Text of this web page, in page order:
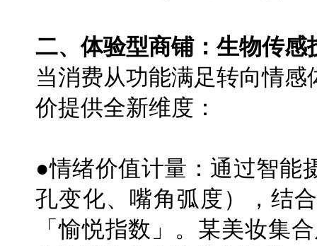
二、体验型商铺：生物传感
当消费从功能满足转向情
价提供全新维度：
●情绪价值计量：通过智能
孔变化、嘴角弧度），结
「愉悦指数」。某美妆集